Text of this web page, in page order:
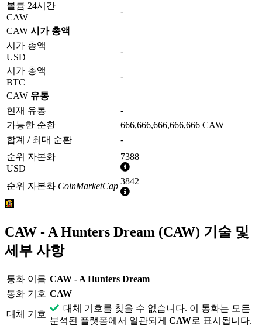
볼륨 24시간
CAW
-
CAW 시가 총액
시가 총액
USD
-
시가 총액
BTC
-
CAW 유통
현재 유통
-
가능한 순환
666,666,666,666,666 CAW
합계 / 최대 순환
-
순위 자본화
USD
7388
추
가
정
순위 자본화 CoinMarketCap 3842
추
보
CAW - A Hunters Dream (CAW) 기술 및
세부 사항
통화 이름 CAW - A Hunters Dream
통화 기호 CAW
대체 기호
대체 기호를 찾을 수 없습니다. 이 통화는 모든
분석된 플랫폼에서 일관되게 CAW로 표시됩니다.